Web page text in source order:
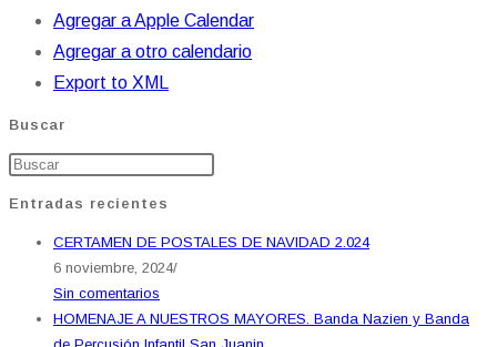
Agregar a Apple Calendar
Agregar a otro calendario
Export to XML
Buscar
Entradas recientes
CERTAMEN DE POSTALES DE NAVIDAD 2.024
6 noviembre, 2024/
Sin comentarios
HOMENAJE A NUESTROS MAYORES. Banda Nazien y Banda